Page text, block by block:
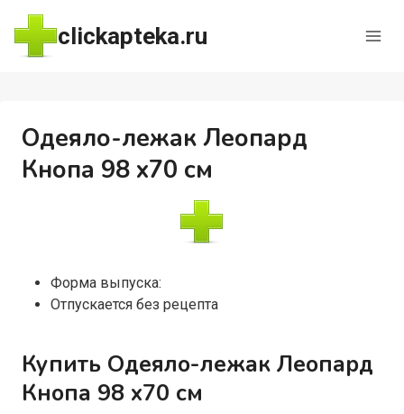
Перейти
содержимому
clickapteka.ru
Одеяло-лежак Леопард
Кнопа 98 х70 см
Форма выпуска:
Отпускается без рецепта
Купить Одеяло-лежак Леопард
Кнопа 98 х70 см